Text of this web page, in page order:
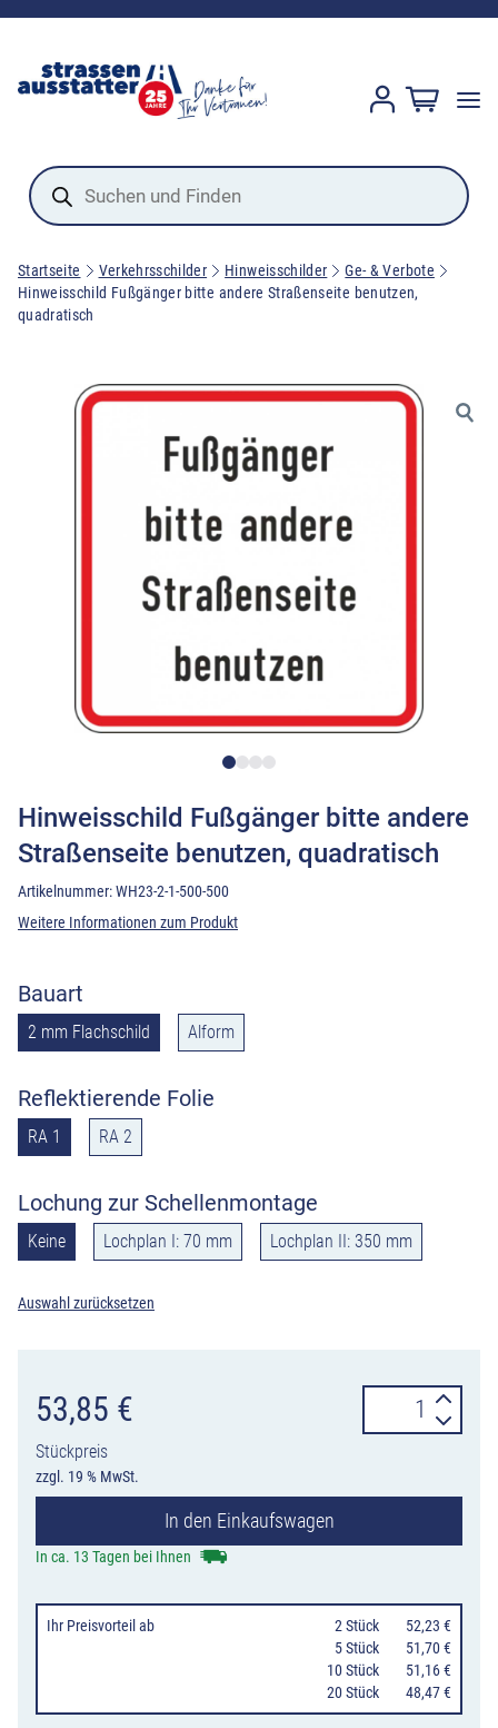
Products
search
Startseite Verkehrsschilder Hinweisschilder
Ge- & Verbote
Hinweisschild Fußgänger bitte andere Straßenseite benutzen,
quadratisch
Hinweisschild Fußgänger bitte andere
Straßenseite benutzen, quadratisch
Artikelnummer:WH23-2-1-500-500
Weitere Informationen zum Produkt
Bauart
2 mm Flachschild Alform
Reflektierende Folie
RA 1 RA 2
Lochung zur Schellenmontage
Keine Lochplan I: 70 mm Lochplan II: 350 mm
Auswahl zurücksetzen
53,85 €
Stückpreis
zzgl. 19 % MwSt.
Hinweisschild
Fußgänger
andere
Menge
In den Einkaufswagen
In ca. 13 Tagen bei Ihnen
Ihr Preisvorteil ab 2 Stück
52,23 €
5 Stück
51,70 €
10 Stück
51,16 €
20 Stück
48,47 €